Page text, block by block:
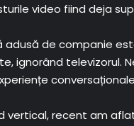
video fiind deja
de companie
ignorând
vertical, recent am